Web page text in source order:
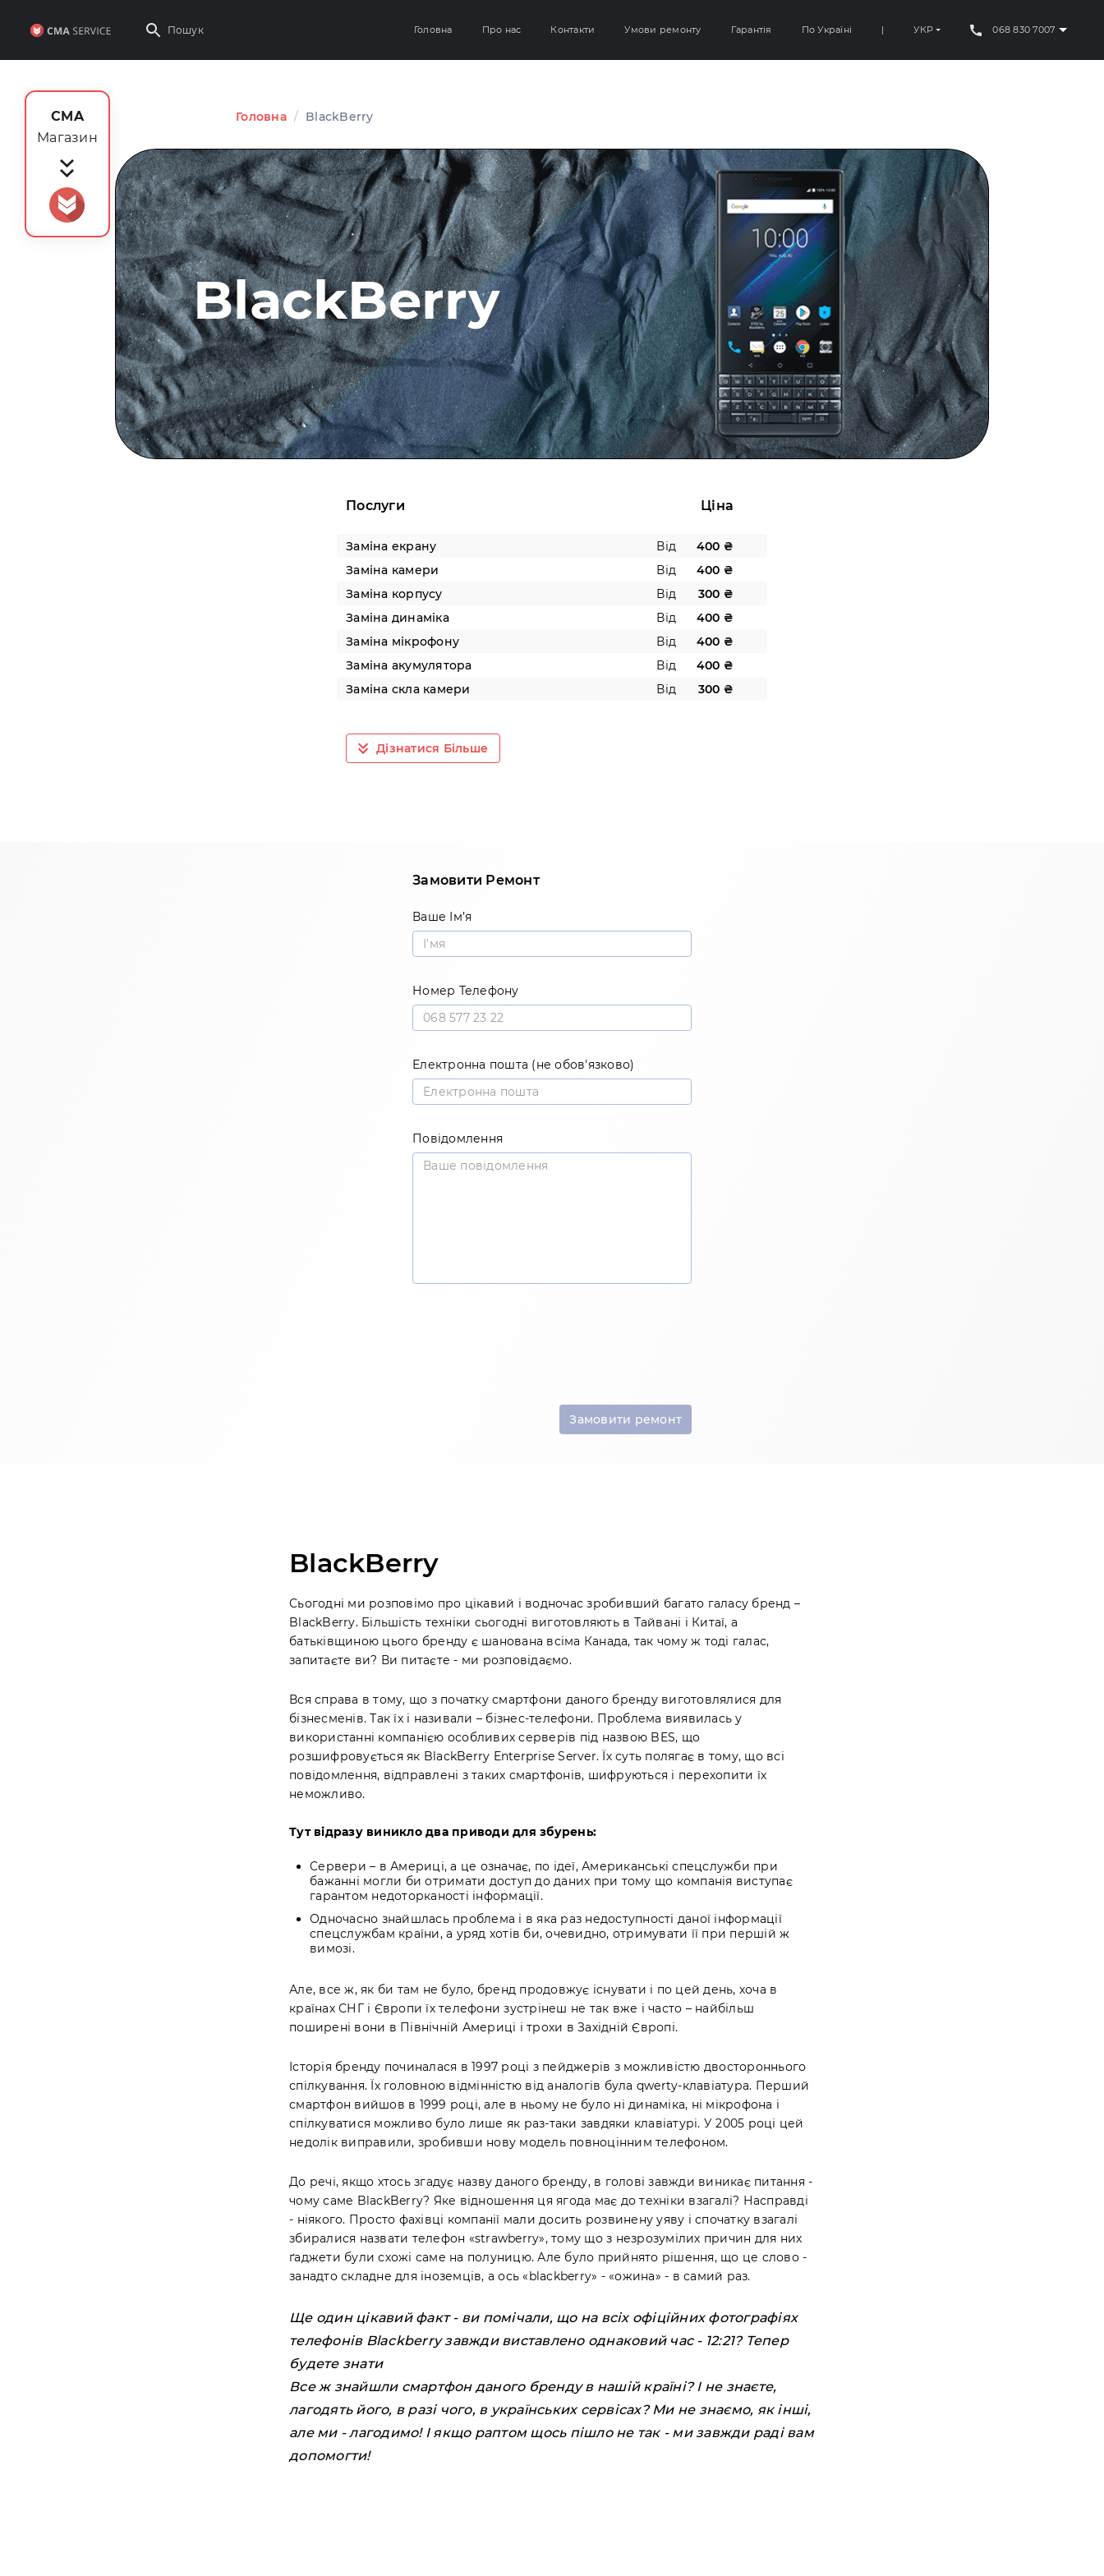
Головна Про нас Контакти Умови ремонту Гарантія По Україні | УКР 068 830 7007
Головна / BlackBerry
BlackBerry
Послуги Ціна
Заміна екрану Від
400 ₴
Заміна камери
Від
400 ₴
Заміна корпусу
Від
300 ₴
Заміна динаміка
Від
400 ₴
Заміна мікрофону
Від
400 ₴
Заміна акумулятора
Від
400 ₴
Заміна скла камери
Від 300 ₴
Дізнатися Більше
Замовити Ремонт
Ваше Ім’я
Номер Телефону
Електронна пошта (не обов'язково)
Повідомлення
BlackBerry
Сьогодні ми розповімо про цікавий і водночас зробивший багато галасу бренд –
BlackBerry. Більшість техніки сьогодні виготовляють в Тайвані і Китаї, а
батьківщиною цього бренду є шанована всіма Канада, так чому ж тоді галас,
запитаєте ви? Ви питаєте - ми розповідаємо.
Вся справа в тому, що з початку смартфони даного бренду виготовлялися для
бізнесменів. Так їх і називали – бізнес-телефони. Проблема виявилась у
використанні компанією особливих серверів під назвою BES, що
розшифровується як BlackBerry Enterprise Server. Їх суть полягає в тому, що всі
повідомлення, відправлені з таких смартфонів, шифруються і перехопити їх
неможливо.
Тут відразу виникло два приводи для збурень:
Сервери – в Америці, а це означає, по ідеї, Американські спецслужби при
бажанні могли би отримати доступ до даних при тому що компанія виступає
гарантом недоторканості інформації.
Одночасно знайшлась проблема і в яка раз недоступності даної інформації
спецслужбам країни, а уряд хотів би, очевидно, отримувати її при першій ж
вимозі.
Але, все ж, як би там не було, бренд продовжує існувати і по цей день, хоча в
країнах СНГ і Європи їх телефони зустрінеш не так вже і часто – найбільш
поширені вони в Північній Америці і трохи в Західній Європі.
Історія бренду починалася в 1997 році з пейджерів з можливістю двостороннього
спілкування. Їх головною відмінністю від аналогів була qwerty-клавіатура. Перший
смартфон вийшов в 1999 році, але в ньому не було ні динаміка, ні мікрофона і
спілкуватися можливо було лише як раз-таки завдяки клавіатурі. У 2005 році цей
недолік виправили, зробивши нову модель повноцінним телефоном.
До речі, якщо хтось згадує назву даного бренду, в голові завжди виникає питання -
чому саме BlackBerry? Яке відношення ця ягода має до техніки взагалі? Насправді
- ніякого. Просто фахівці компанії мали досить розвинену уяву і спочатку взагалі
збиралися назвати телефон «strawberry», тому що з незрозумілих причин для них
ґаджети були схожі саме на полуницю. Але було прийнято рішення, що це слово -
занадто складне для іноземців, а ось «blackberry» - «ожина» - в самий раз.
Ще один цікавий факт - ви помічали, що на всіх офіційних фотографіях
телефонів Blackberry завжди виставлено однаковий час - 12:21? Тепер
будете знати
Все ж знайшли смартфон даного бренду в нашій країні? І не знаєте,
лагодять його, в разі чого, в українських сервісах? Ми не знаємо, як інші,
але ми - лагодимо! І якщо раптом щось пішло не так - ми завжди раді вам
допомогти!
CMA
Магазин